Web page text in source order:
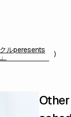
ルperesents
Other